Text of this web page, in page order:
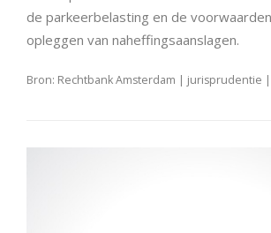
de parkeerbelasting en de
opleggen van naheffingsaanslagen.
Bron: Rechtbank Amsterdam | jurisprudentie |